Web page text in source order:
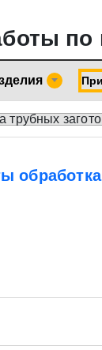
по
трубных